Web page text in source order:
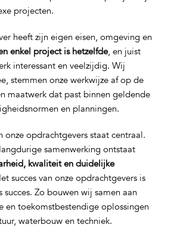
projecten.
heeft zijn eigen eisen, omgeving en
enkel project is hetzelfde, en juist
interessant en veelzijdig. Wij
stemmen onze werkwijze af op de
maatwerk dat past binnen geldende
en planningen.
onze opdrachtgevers staat centraal.
samenwerking ontstaat
kwaliteit en duidelijke
succes van onze opdrachtgevers is
succes. Zo bouwen wij samen aan
en toekomstbestendige oplossingen
waterbouw en techniek.